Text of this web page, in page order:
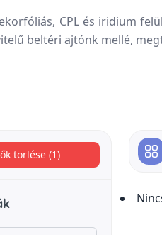
CPL és iridium
beltéri ajtónk mellé,
törlése (1)